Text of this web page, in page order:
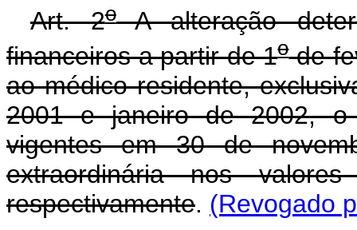
Art. 2oA alteração
financeiros a partir de 1ode
ao médico residente,
2001 e janeiro de 2002, o
vigentes em 30 de
extraordinária nos
respectivamente. (Revogado